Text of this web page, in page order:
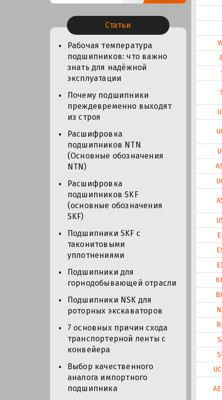
Статьи
Рабочая температура
подшипников: что важно
знать для надёжной
эксплуатации
Почему подшипники
преждевременно выходят
из строя
Расшифровка
подшипников NTN
(Основные обозначения
NTN)
Расшифровка
подшипников SKF
(основные обозначения
SKF)
Подшипники SKF с
таконитовыми
уплотнениями
Подшипники для
горнодобывающей отрасли
Подшипники NSK для
роторных экскаваторов
7 основных причин схода
транспортерной ленты с
конвейера
Выбор качественного
аналога импортного
подшипника